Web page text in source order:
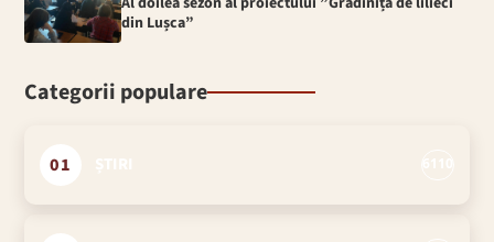
din Lușca”
Categorii populare
01